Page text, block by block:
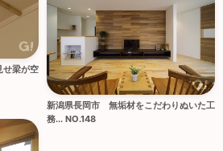
せ梁が空
新潟県長岡市 無垢材をこだわりぬいた工
務... NO.148